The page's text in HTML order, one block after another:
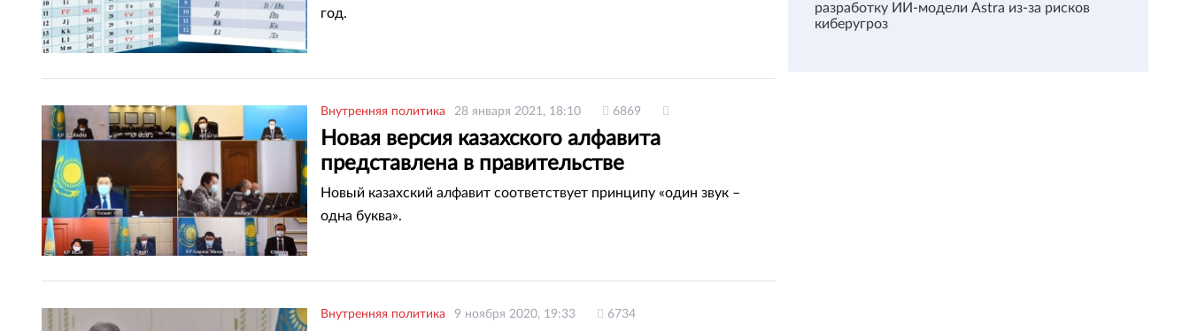
год.
Внутренняя политика 28 января 2021, 18:10 6869
Новая версия казахского алфавита
представлена в правительстве
Новый казахский алфавит соответствует принципу «один звук –
одна буква».
Внутренняя политика 9 ноября 2020, 19:33 6734
разработку ИИ-модели Astra из-за рисков
киберугроз